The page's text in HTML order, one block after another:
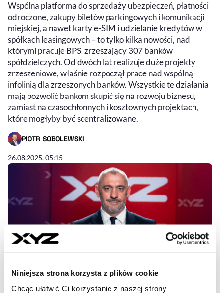
Niniejsza strona korzysta z plików cookie
Chcąc ułatwić Ci korzystanie z naszej strony
Wspólna platforma do sprzedaży ubezpieczeń, płatności
odroczone, zakupy biletów parkingowych i komunikacji
miejskiej, a nawet karty e-SIM i udzielanie kredytów w
spółkach leasingowych – to tylko kilka nowości, nad
którymi pracuje BPS, zrzeszający 307 banków
spółdzielczych. Od dwóch lat realizuje duże projekty
zrzeszeniowe, właśnie rozpoczął prace nad wspólną
infolinią dla zrzeszonych banków. Wszystkie te działania
mają pozwolić bankom skupić się na rozwoju biznesu,
zamiast na czasochłonnych i kosztownych projektach,
które mogłyby być scentralizowane.
PIOTR SOBOLEWSKI
- AUTOR ARTYKUŁU - PROFIL
26.08.2025, 05:15